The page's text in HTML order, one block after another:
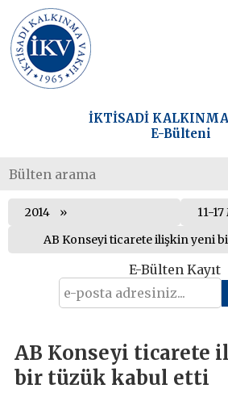
İKTİSADİ
E-Bülteni
2014
11-
AB Konseyi ticarete ilişkin yeni
E-Bülten Kayıt
AB Konseyi ticarete
bir tüzük kabul etti